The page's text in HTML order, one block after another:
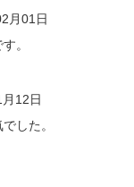
月01日
。
12日
した。